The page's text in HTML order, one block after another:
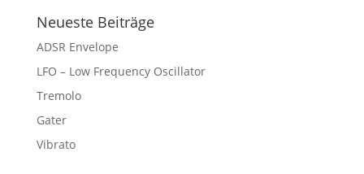
Neueste Beiträge
ADSR Envelope
LFO – Low Frequency Oscillator
Tremolo
Gater
Vibrato